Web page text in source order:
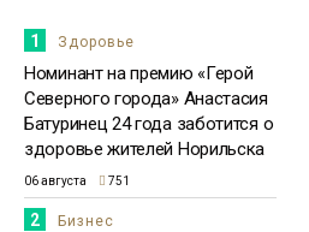
1 Здоровье
Номинант на премию «Герой
Северного города» Анастасия
Батуринец 24 года заботится о
здоровье жителей Норильска
06 августа 751
2 Бизнес